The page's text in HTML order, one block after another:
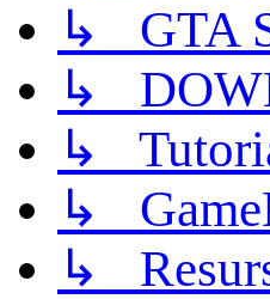
↳ GTA
↳
↳
↳
↳